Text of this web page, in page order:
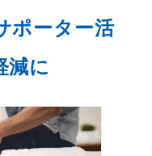
ポーター活
減に